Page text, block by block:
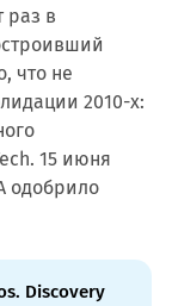
раз в
что не
2010-х:
15 июня
одобрило
Discovery